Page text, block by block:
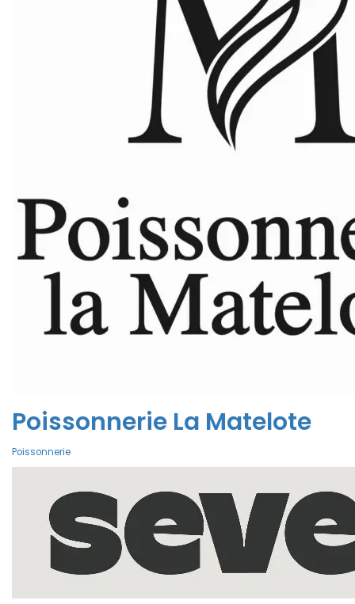
Poissonnerie La Matelote
Poissonnerie